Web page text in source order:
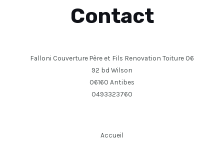
Contact
Falloni Couverture Père et Fils Renovation Toiture 06
92 bd Wilson
06160 Antibes
0493323760
Accueil